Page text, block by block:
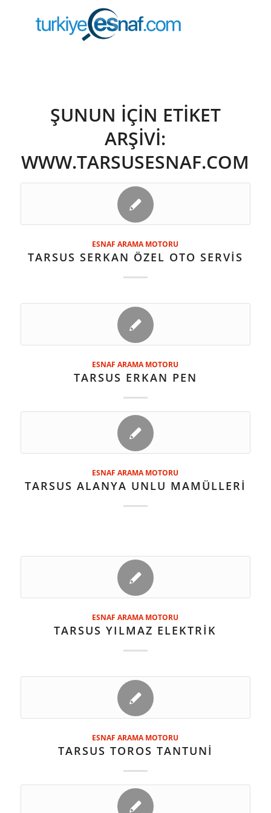
ŞUNUN IÇIN ETIKET
ARŞIVI:
WWW.TARSUSESNAF.COM
ESNAF ARAMA MOTORU
TARSUS SERKAN ÖZEL OTO SERVİS
ESNAF ARAMA MOTORU
TARSUS ERKAN PEN
ESNAF ARAMA MOTORU
TARSUS ALANYA UNLU MAMÜLLERİ
ESNAF ARAMA MOTORU
TARSUS YILMAZ ELEKTRİK
ESNAF ARAMA MOTORU
TARSUS TOROS TANTUNİ